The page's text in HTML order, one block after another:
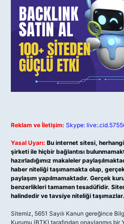
Reklam ve İletişim: Skype:
Yasal Uyarı: Bu internet sitesi,
şirketi ile hiçbir bağlantısı
hazırladığımız makaleler
haber niteliği taşımamakta olup,
paylaşım yapılmamaktadır. Gerçek
benzerlikleri tamamen tesadüfidir.
halindedir ve tavsiye niteliği taşımazlar.
Sitemiz, 5651 Sayılı Kanun gereğince
Kurumu (BTK) tarafından onaylanmış bir